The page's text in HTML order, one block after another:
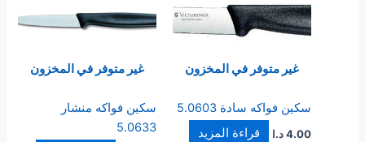
غير متوفر في المخزون
سكين فواكه سادة 5.0603
4.00 د.ا قراءة المزيد
غير متوفر في المخزون
سكين فواكه منشار
5.0633